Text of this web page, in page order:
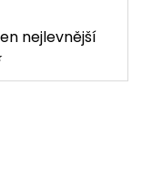
nejlevnější